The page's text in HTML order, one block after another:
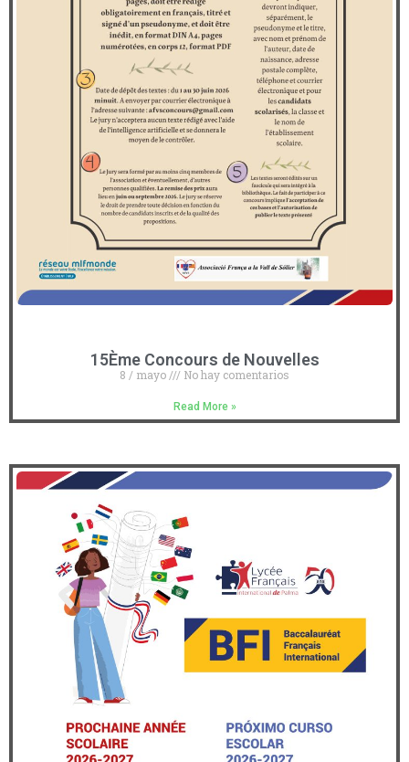
15Ème Concours de Nouvelles
8 / mayo No hay comentarios
Read More »